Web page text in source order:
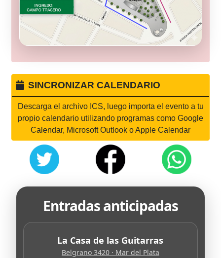
SINCRONIZAR CALENDARIO
Descarga el archivo ICS, luego importa el evento a tu
propio calendario utilizando programas como Google
Calendar, Microsoft Outlook o Apple Calendar
Entradas anticipadas
La Casa de las Guitarras
Belgrano 3420 · Mar del Plata